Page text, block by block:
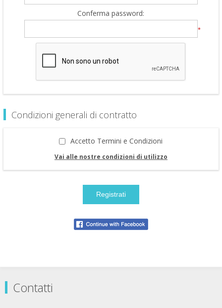
Conferma password:
*
Condizioni generali di contratto
Accetto Termini e Condizioni
Vai alle nostre condizioni di utilizzo
Contatti